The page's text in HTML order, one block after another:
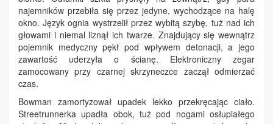
najemników przebiła się przez jedyne, wychodzące na halę
okno. Język ognia wystrzelił przez wybitą szybę, tuż nad ich
głowami i niemal liznął ich twarze. Znajdujący się wewnątrz
pojemnik medyczny pękł pod wpływem detonacji, a jego
zawartość uderzyła o ścianę. Elektroniczny zegar
zamocowany przy czarnej skrzyneczce zaczął odmierzać
czas.
Bowman zamortyzował upadek lekko przekręcając ciało.
Streetrunnerka upadła obok, tuż pod nogami osłupiałego